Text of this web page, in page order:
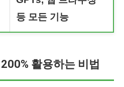
등 모든 기능
활용하는 비법